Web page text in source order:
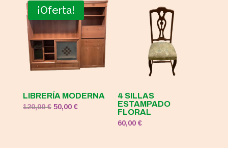
era:
120,00 €.
es:
50,00 €.
¡Oferta!
LIBRERÍA MODERNA
120,00€ El
50,00 €El
4 SILLAS
ESTAMPADO
FLORAL
60,00€